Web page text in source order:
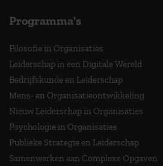
Programma's
Filosofie in Organisaties
Leiderschap in een Digitale Wereld
Bedrijfskunde en Leiderschap
Mens- en Organisatieontwikkeling
Nieuw Leiderschap in Organisaties
Psychologie in Organisaties
Publieke Strategie en Leiderschap
Samenwerken aan Complexe Opgaven